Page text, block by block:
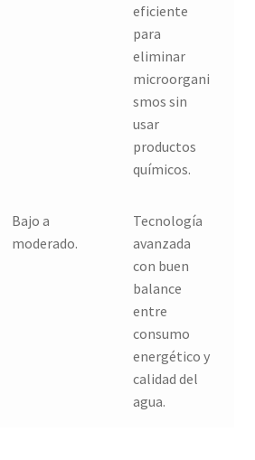
eficiente
para
eliminar
microorgani
smos sin
usar
productos
químicos.
Bajo a
moderado.
Tecnología
avanzada
con buen
balance
entre
consumo
energético y
calidad del
agua.